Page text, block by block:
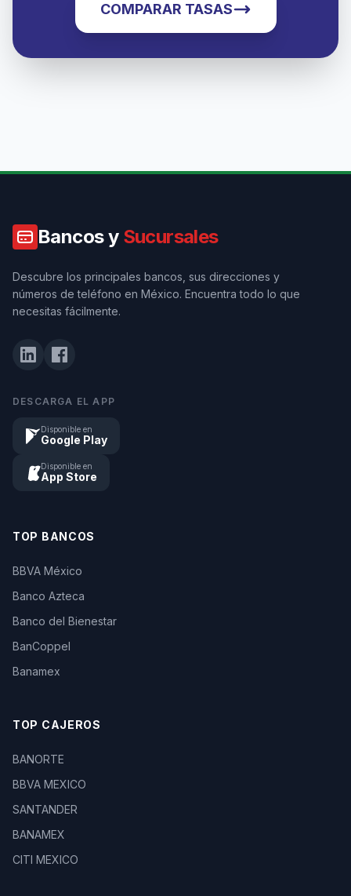
COMPARAR TASAS
Bancos y Sucursales
Descubre los principales bancos, sus direcciones y
números de teléfono en México. Encuentra todo lo que
necesitas fácilmente.
DESCARGA EL APP
Disponible en
Google Play
Disponible en
App Store
TOP BANCOS
BBVA México
Banco Azteca
Banco del Bienestar
BanCoppel
Banamex
TOP CAJEROS
BANORTE
BBVA MEXICO
SANTANDER
BANAMEX
CITI MEXICO